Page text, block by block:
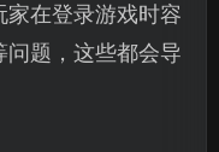
家在登录游戏时容
题，这些都会导